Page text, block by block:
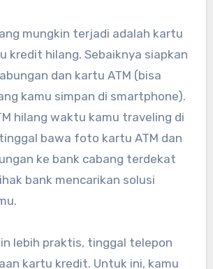
mungkin terjadi adalah kartu
kredit hilang. Sebaiknya siapkan
dan kartu ATM (bisa
kamu simpan di smartphone).
hilang waktu kamu traveling di
bawa foto kartu ATM dan
ke bank cabang terdekat
bank mencarikan solusi
lebih praktis, tinggal telepon
kartu kredit. Untuk ini, kamu